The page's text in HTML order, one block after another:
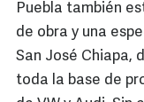
Puebla también
de obra y una
San José Chiapa,
toda la base de